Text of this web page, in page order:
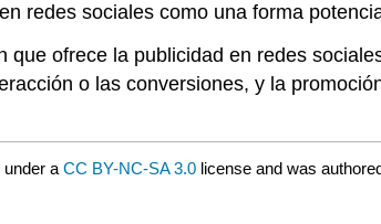
redes sociales como una forma
ofrece la publicidad en redes
o las conversiones, y la
under a CC BY-NC-SA 3.0 license and was